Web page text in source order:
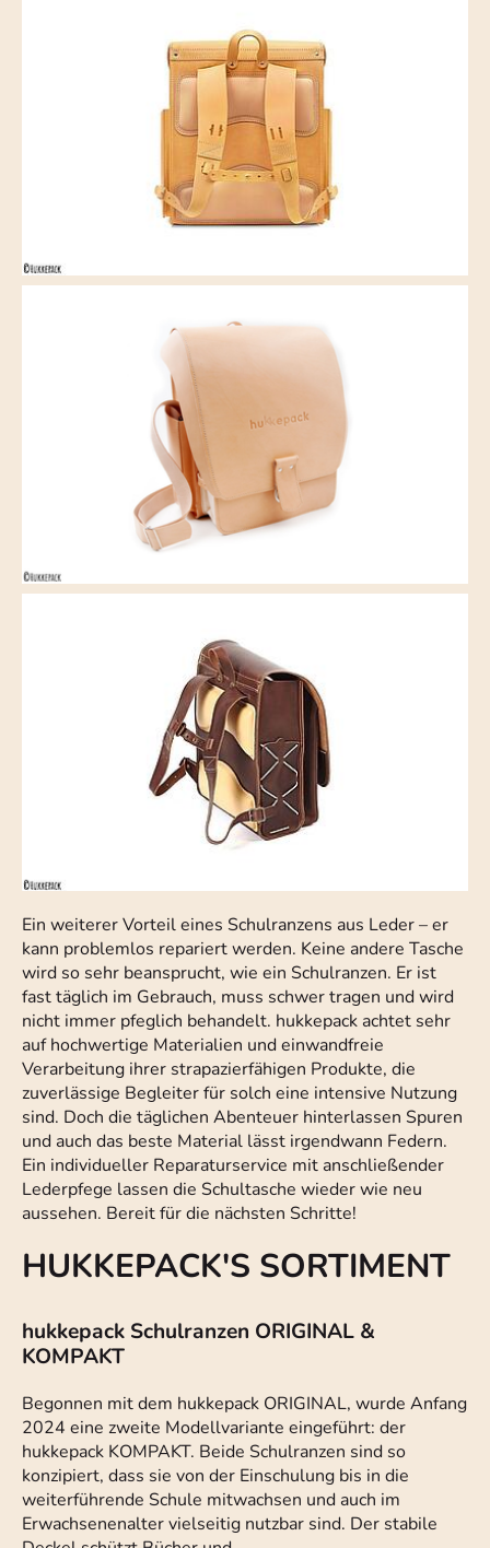
Ein weiterer Vorteil eines Schulranzens aus Leder – er
kann problemlos repariert werden. Keine andere Tasche
wird so sehr beansprucht, wie ein Schulranzen. Er ist
fast täglich im Gebrauch, muss schwer tragen und wird
nicht immer pfeglich behandelt. hukkepack achtet sehr
auf hochwertige Materialien und einwandfreie
Verarbeitung ihrer strapazierfähigen Produkte, die
zuverlässige Begleiter für solch eine intensive Nutzung
sind. Doch die täglichen Abenteuer hinterlassen Spuren
und auch das beste Material lässt irgendwann Federn.
Ein individueller Reparaturservice mit anschließender
Lederpfege lassen die Schultasche wieder wie neu
aussehen. Bereit für die nächsten Schritte!
HUKKEPACK'S SORTIMENT
hukkepack Schulranzen ORIGINAL &
KOMPAKT
Begonnen mit dem hukkepack ORIGINAL, wurde Anfang
2024 eine zweite Modellvariante eingeführt: der
hukkepack KOMPAKT. Beide Schulranzen sind so
konzipiert, dass sie von der Einschulung bis in die
weiterführende Schule mitwachsen und auch im
Erwachsenenalter vielseitig nutzbar sind. Der stabile